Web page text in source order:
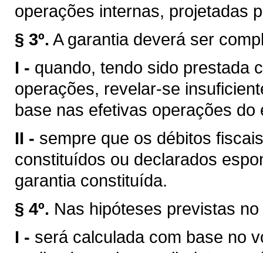
operações internas, projetadas
§ 3º. A garantia deverá ser
I - quando, tendo sido prestada
operações, revelar-se
base nas efetivas operações do
II - sempre que os débitos
constituídos ou declarados
garantia constituída.
§ 4º. Nas hipóteses previstas
I - será calculada com base no